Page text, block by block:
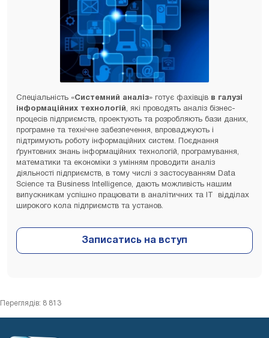
Спеціальність «Системний аналіз» готує фахівців в галузі
інформаційних технологій, які проводять аналіз бізнес-
процесів підприємств, проектують та розробляють бази даних,
програмне та технічне забезпечення, впроваджують і
підтримують роботу інформаційних систем. Поєднання
ґрунтовних знань інформаційних технологій, програмування,
математики та економіки з умінням проводити аналіз
діяльності підприємств, в тому числі з застосуванням Data
Science та Business Intelligence, дають можливість нашим
випускникам успішно працювати в аналітичних та ІТ відділах
широкого кола підприємств та установ.
Переглядів: 8 813